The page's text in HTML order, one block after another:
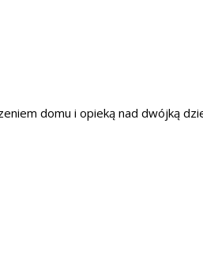
domu i opieką nad dwójką